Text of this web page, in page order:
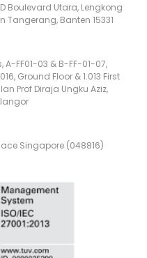
Boulevard Utara, Lengkong
Tangerang, Banten 15331
FF01-03 & B-FF-01-07,
Ground Floor & 1.013 First
Prof Diraja Ungku Aziz,
Singapore (048816)